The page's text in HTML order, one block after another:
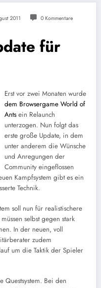
2011 0 Kommentare
für
Erst vor zwei Monaten wurde
dem Browsergame World of
Antsein Relaunch
unterzogen. Nun folgt das
erste große Update, in dem
unter anderem die Wünsche
und Anregungen der
Community eingeflossen
Kampfsystem gibt es ein
Technik.
soll nun für realistischere
selbst gegen stark
In der neuen, voll
zudem
um die Taktik der Spieler
Questsystem. Bei den